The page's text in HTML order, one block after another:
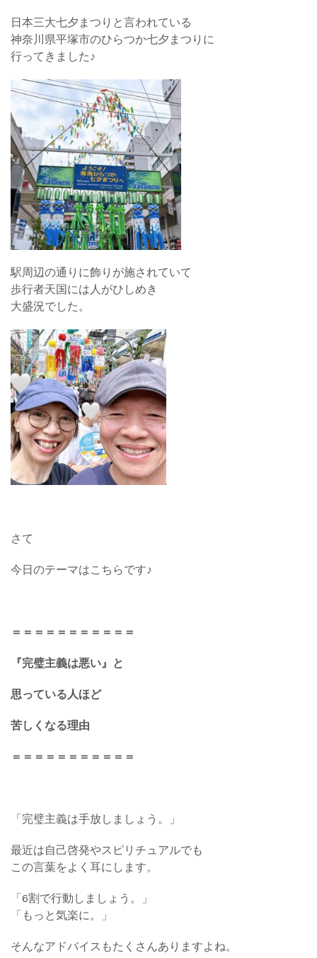
日本三大七夕まつりと言われている
神奈川県平塚市のひらつか七夕まつりに
行ってきました♪
駅周辺の通りに飾りが施されていて
歩行者天国には人がひしめき
大盛況でした。
さて
今日のテーマはこちらです♪
＝＝＝＝＝＝＝＝＝＝＝
『完璧主義は悪い』と
思っている人ほど
苦しくなる理由
＝＝＝＝＝＝＝＝＝＝＝
「完璧主義は手放しましょう。」
最近は自己啓発やスピリチュアルでも
この言葉をよく耳にします。
「6割で行動しましょう。」
「もっと気楽に。」
そんなアドバイスもたくさんありますよね。